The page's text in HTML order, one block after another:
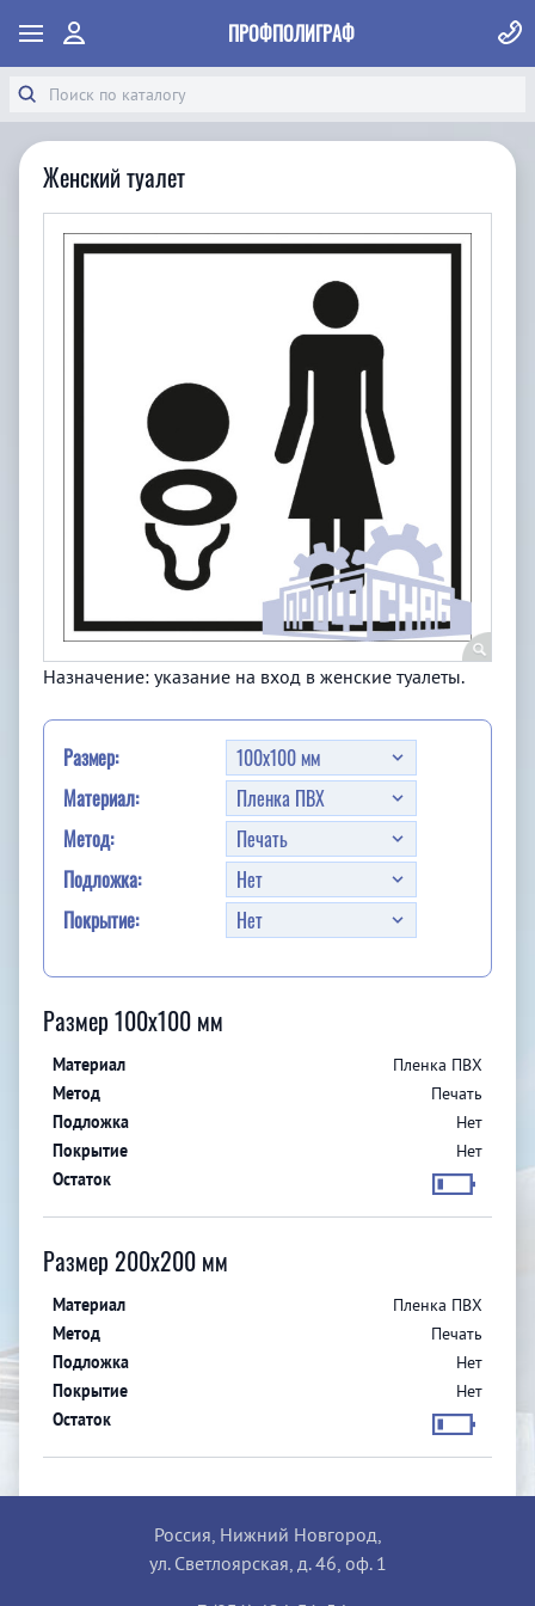
ПРОФПОЛИГРАФ
Женский туалет
Назначение: указание на вход в женские туалеты.
Размер:
Материал:
Метод:
Подложка:
Покрытие:
Размер 100x100 мм
Пленка ПВХ
Печать
Нет
Нет
Размер 200x200 мм
Пленка ПВХ
Печать
Нет
Нет
Россия, Нижний Новгород,
ул. Светлоярская, д. 46, оф. 1